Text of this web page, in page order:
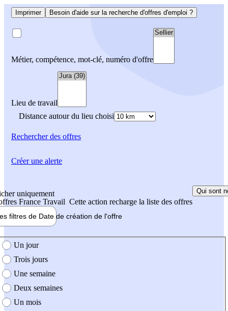
Imprimer Besoin d'aide sur la recherche d'offres d'emploi ?
Métier, compétence, mot-clé, numéro d'offre
Lieu de travail
Distance autour du lieu choisi
Rechercherdes offres
uniquement
France Travail Cette action recharge la liste des offres
Qui sont
filtres de Date de création de l'offre
création de l'offre
Un jour
Trois jours
Une semaine
Deux semaines
Un mois
Créer une alerte